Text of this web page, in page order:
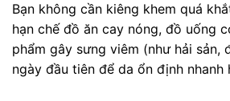
Bạn không cần kiêng khem quá
hạn chế đồ ăn cay nóng, đồ uống
phẩm gây sưng viêm (như hải sản,
ngày đầu tiên để da ổn định nhanh